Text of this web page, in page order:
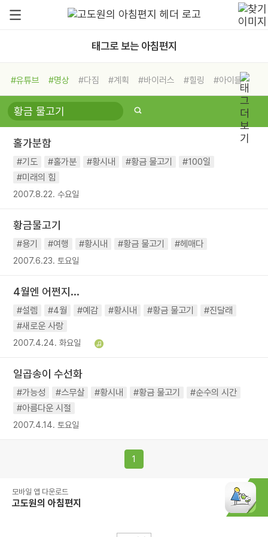
태그로 보는 아침편지
#유튜브 #명상 #다짐 #계획 #바이러스 #힐링
#아이들
#비전캠프
#독서캠프 #삶
#희망
#나눔 #친구 #링컨학교
#독서
#건강
홀가분함
#기도 #홀가분 #황시내 #황금 물고기
#100일
#미래의 힘
2007.8.22. 수요일
황금물고기
#용기 #여행 #황시내 #황금 물고기 #헤매다
2007.6.23. 토요일
4월엔 어쩐지...
#설렘 #4월 #예감 #황시내 #황금 물고기
#진달래
#새로운 사랑
2007.4.24. 화요일
일곱송이 수선화
#가능성 #스무살 #황시내 #황금 물고기
#순수의 시간
#아름다운 시절
2007.4.14. 토요일
1
모바일 앱 다운로드
고도원의 아침편지